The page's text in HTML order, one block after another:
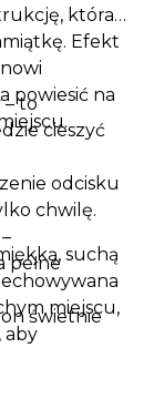
która
Efekt
powiesić na
to
cieszyć
odcisku
chwilę.
pełne
świetnie
suchą
miejscu,
aby